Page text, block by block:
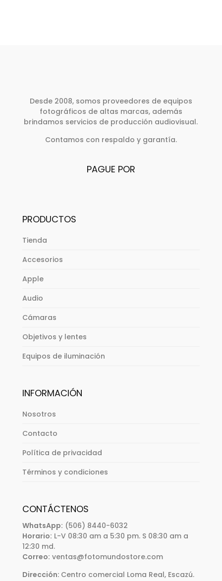
Desde 2008, somos proveedores de equipos
fotográficos de altas marcas, además
brindamos servicios de producción audiovisual.
Contamos con respaldo y garantía.
PAGUE POR
PRODUCTOS
Tienda
Accesorios
Apple
Audio
Cámaras
Objetivos y lentes
Equipos de iluminación
INFORMACIÓN
Nosotros
Contacto
Política de privacidad
Términos y condiciones
CONTÁCTENOS
WhatsApp: (506) 8440-6032
Horario: L-V 08:30 am a 5:30 pm. S 08:30 am a
12:30 md.
Correo: ventas@fotomundostore.com
Dirección: Centro comercial Loma Real, Escazú.